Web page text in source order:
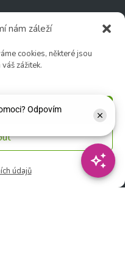
nám záleží
cookies, některé jsou
zážitek.
údajů
– 17:00